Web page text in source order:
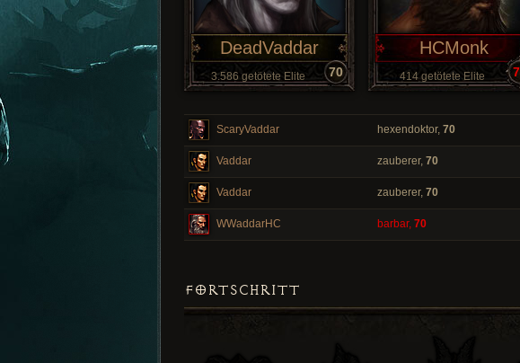
DeadVaddar
3.586 getötete Elite 70
HCMonk
414 getötete Elite
ScaryVaddar hexendoktor, 70
Vaddar zauberer, 70
Vaddar zauberer, 70
WWaddarHC barbar, 70
FORTSCHRITT